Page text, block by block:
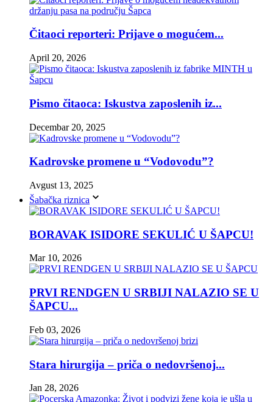
Čitaoci reporteri: Prijave o mogućem...
April 20, 2026
Pismo čitaoca: Iskustva zaposlenih iz...
Decembar 20, 2025
Kadrovske promene u “Vodovodu”?
Avgust 13, 2025
Šabačka riznica
BORAVAK ISIDORE SEKULIĆ U ŠAPCU!
Mar 10, 2026
PRVI RENDGEN U SRBIJI NALAZIO SE U
ŠAPCU...
Feb 03, 2026
Stara hirurgija – priča o nedovršenoj...
Jan 28, 2026